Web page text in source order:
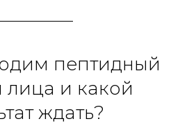
пептидный
лица и какой
ждать?